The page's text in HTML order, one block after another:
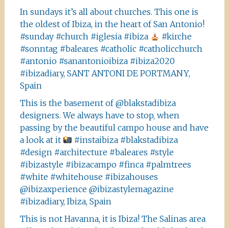
In sundays it’s all about churches. This one is
the oldest of Ibiza, in the heart of San Antonio!
#sunday #church #iglesia #ibiza
#kirche
#sonntag #baleares #catholic #catholicchurch
#antonio #sanantonioibiza #ibiza2020
#ibizadiary, SANT ANTONI DE PORTMANY,
Spain
This is the basement of @blakstadibiza
designers. We always have to stop, when
passing by the beautiful campo house and have
a look at it
#instaibiza #blakstadibiza
#design #architecture #baleares #style
#ibizastyle #ibizacampo #finca #palmtrees
#white #whitehouse #ibizahouses
@ibizaxperience @ibizastylemagazine
#ibizadiary, Ibiza, Spain
This is not Havanna, it is Ibiza! The Salinas area